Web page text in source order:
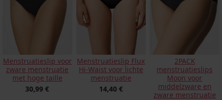
Menstruatieslip voor
zware menstruatie
met hoge taille
30,99 €
Menstruatieslip Flux
Hi-Waist voor lichte
menstruatie
14,40 €
2PACK
menstruatieslips
Moon voor
middelzware en
zware menstruatie